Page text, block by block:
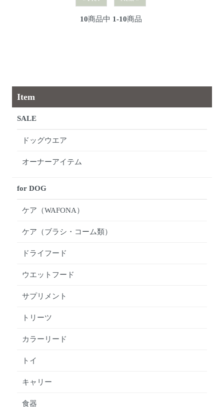
10商品中 1-10商品
Item
SALE
ドッグウエア
オーナーアイテム
for DOG
ケア（WAFONA）
ケア（ブラシ・コーム類）
ドライフード
ウエットフード
サプリメント
トリーツ
カラーリード
トイ
キャリー
食器